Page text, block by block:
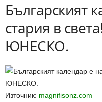
Българският
стария в
ЮНЕСКО.
Източник: magnifisonz.com